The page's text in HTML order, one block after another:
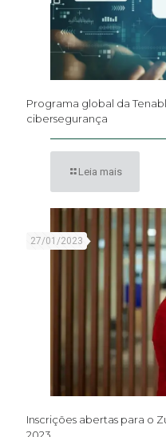
Programa global da
cibersegurança
Leia mais
27/01/2023
Inscrições abertas para o